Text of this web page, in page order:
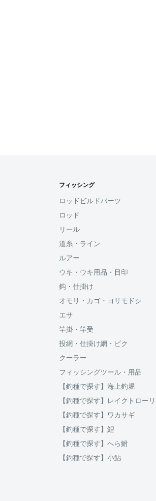
フィッシング
ロッドビルドパーツ
ロッド
リール
道糸・ライン
ルアー
ウキ・ウキ用品・目印
鈎・仕掛け
オモリ・カゴ・ヨリモドシ
エサ
竿掛・竿受
投網・仕掛け網・ビク
クーラー
フィッシングツール・用品
【釣種で探す】海上釣堀
【釣種で探す】レイクトロー
【釣種で探す】ワカサギ
【釣種で探す】鯉
【釣種で探す】へら鮒
【釣種で探す】小鮎